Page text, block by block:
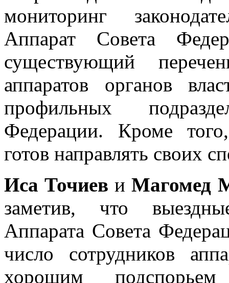
мониторинг
Аппарат Совета
существующий
аппаратов органов
профильных
Федерации. Кроме
готов направлять своих
Иса Точиев иМагомед
заметив, что
Аппарата Совета
число сотрудников
хорошим